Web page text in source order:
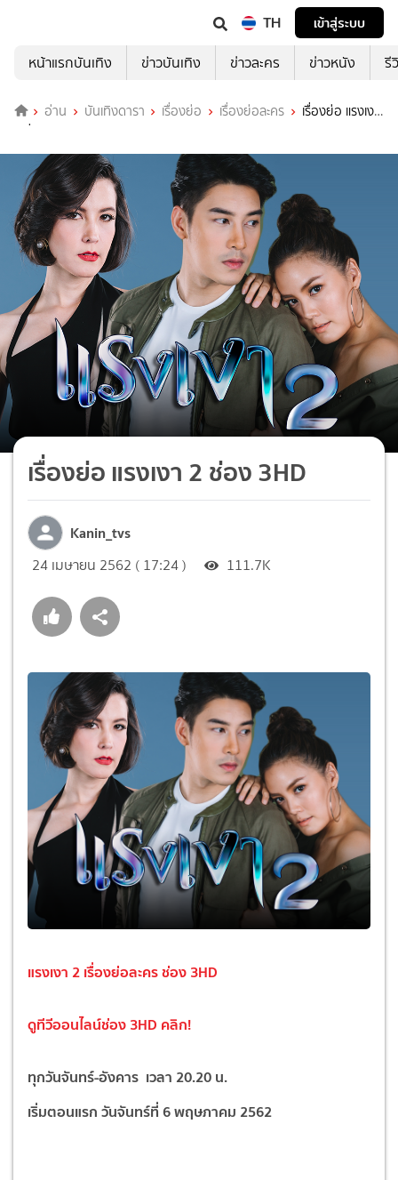
TH
เข้าสู่ระบบ
หน้าแรกบันเทิง
ข่าวบันเทิง ข่าวละคร ข่าวหนัง รี
อ่าน บันเทิงดารา เรื่องย่อ เรื่องย่อละคร
เรื่องย่อ แรงเงา
2 ช่อง 3HD
เรื่องย่อ แรงเงา 2 ช่อง 3HD
Kanin_tvs
24 เมษายน 2562 ( 17:24 ) 111.7K
แรงเงา 2 เรื่องย่อละคร ช่อง 3HD
ดูทีวีออนไลน์ช่อง 3HD คลิก!
ทุกวันจันทร์-อังคาร เวลา 20.20 น.
เริ่มตอนแรกวันจันทร์ที่ 6 พฤษภาคม 2562